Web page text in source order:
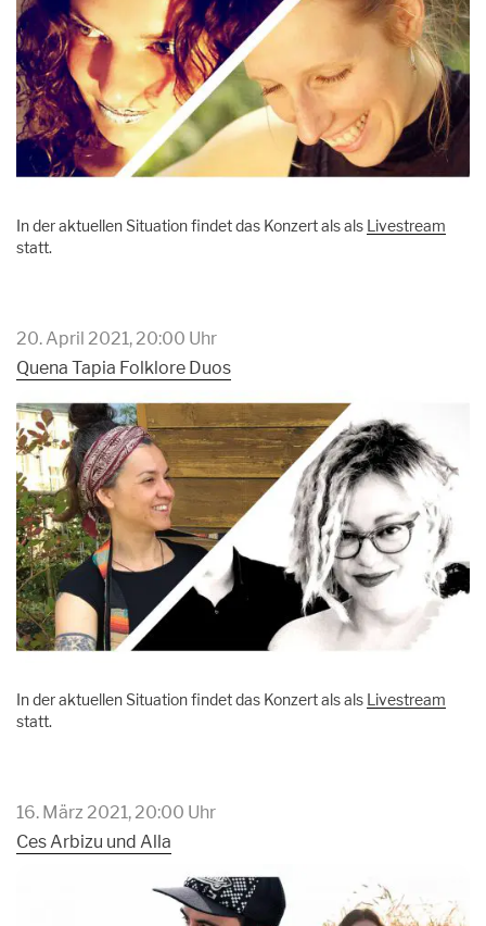
In der aktuellen Situation findet das Konzert als als
Livestream
statt.
20. April 2021, 20:00 Uhr
Quena Tapia Folklore Duos
In der aktuellen Situation findet das Konzert als als
Livestream
statt.
16. März 2021, 20:00 Uhr
Ces Arbizu und Alla